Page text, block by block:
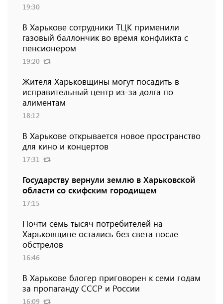
19:30
В Харькове сотрудники ТЦК применили
газовый баллончик во время конфликта с
пенсионером
19:20
Жителя Харьковщины могут посадить в
исправительный центр из-за долга по
алиментам
18:12
В Харькове открывается новое пространство
для кино и концертов
17:31
Государству вернули землю в Харьковской
области со скифским городищем
17:15
Почти семь тысяч потребителей на
Харьковщине остались без света после
обстрелов
16:46
В Харькове блогер приговорен к семи годам
за пропаганду СССР и России
16:09